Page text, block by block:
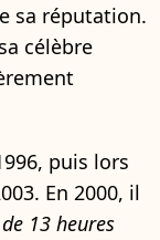
sa réputation.
célèbre
puis lors
En 2000, il
13 heures